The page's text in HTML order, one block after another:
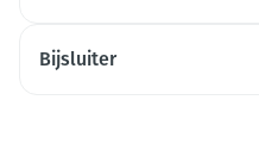
Bijsluiter